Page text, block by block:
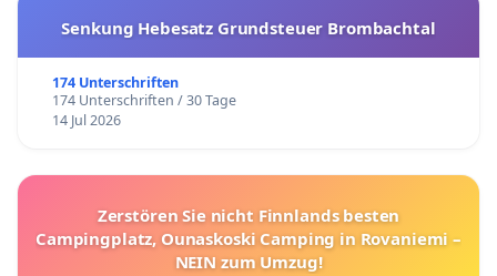
Senkung Hebesatz Grundsteuer Brombachtal
174 Unterschriften
174 Unterschriften / 30 Tage
14 Jul 2026
Zerstören Sie nicht Finnlands besten
Campingplatz, Ounaskoski Camping in Rovaniemi –
NEIN zum Umzug!